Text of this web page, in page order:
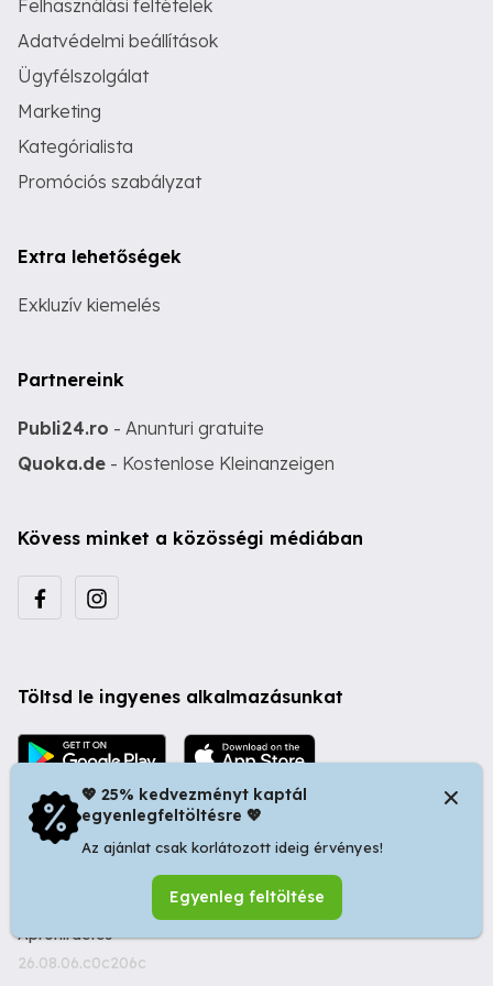
Felhasználási feltételek
Adatvédelmi beállítások
Ügyfélszolgálat
Marketing
Kategórialista
Promóciós szabályzat
Extra lehetőségek
Exkluzív kiemelés
Partnereink
Publi24.ro - Anunturi gratuite
Quoka.de - Kostenlose Kleinanzeigen
Kövess minket a közösségi médiában
Töltsd le ingyenes alkalmazásunkat
© 2026 Startapró S.R.L. | Bulevardul Dacia nr 34, Oradea
410346, Romania | Tax ID: RO44483373 -
Ingyenes
Apróhirdetés
26.08.06.c0c206c
💖 25% kedvezményt kaptál
egyenlegfeltöltésre 💖
Az ajánlat csak korlátozott ideig érvényes!
Egyenleg feltöltése